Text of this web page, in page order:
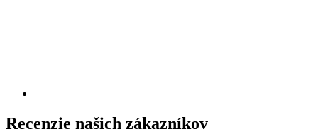
Recenzie našich zákazníkov